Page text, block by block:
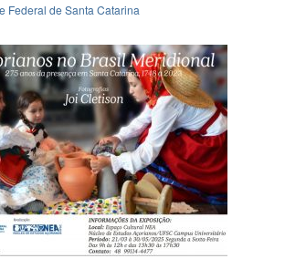
Federal de Santa Catarina